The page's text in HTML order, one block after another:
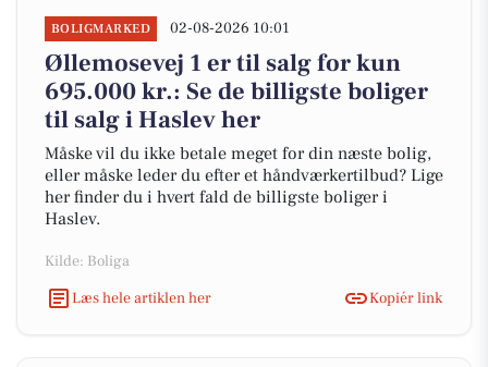
BOLIGMARKED 02-08-2026 10:01
Øllemosevej 1 er til salg for kun
695.000 kr.: Se de billigste boliger
til salg i Haslev her
Måske vil du ikke betale meget for din næste bolig,
eller måske leder du efter et håndværkertilbud? Lige
her finder du i hvert fald de billigste boliger i
Haslev.
Kilde: Boliga
Læs hele artiklen her
Kopiér link